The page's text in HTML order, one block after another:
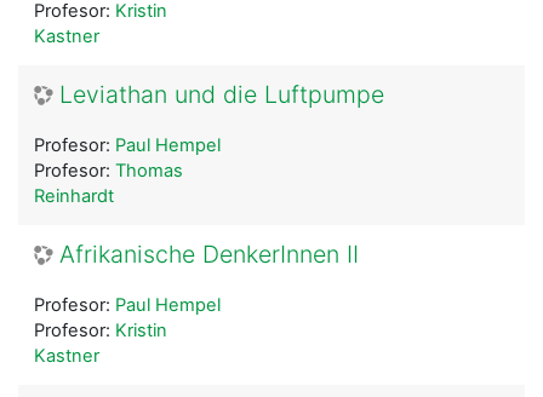
Profesor: Kristin
Kastner
Leviathan und die Luftpumpe
Profesor: Paul Hempel
Profesor: Thomas
Reinhardt
Afrikanische DenkerInnen II
Profesor: Paul Hempel
Profesor: Kristin
Kastner